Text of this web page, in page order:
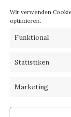
Wir verwenden
optimieren.
Funktional
Statistiken
Marketing
Search
for: